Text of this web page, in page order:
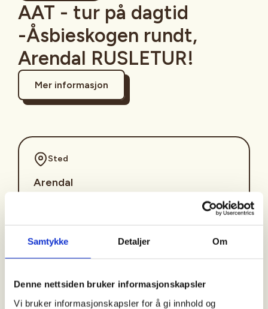
Samtykke Detaljer Om
Denne nettsiden bruker informasjonskapsler
Vi bruker informasjonskapsler for å gi innhold og
AAT - tur på dagtid
-Åsbieskogen rundt,
Arendal RUSLETUR!
Mer informasjon
Sted
Arendal
Tid